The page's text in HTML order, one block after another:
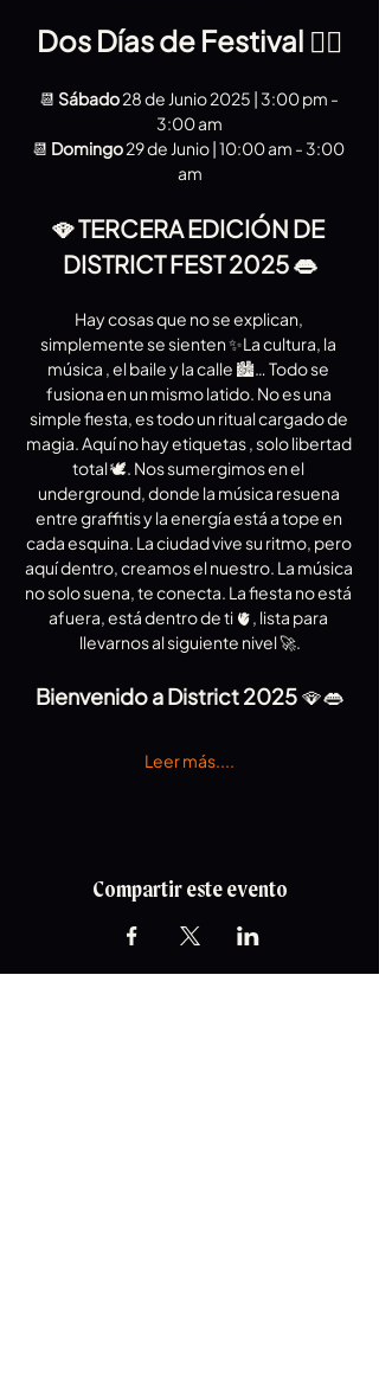
Dos Días de Festival 👇🏻
📆 Sábado 28 de Junio 2025 | 3:00 pm -
3:00 am
📆 Domingo 29 de Junio | 10:00 am - 3:00
am
🪭 TERCERA EDICIÓN DE
DISTRICT FEST 2025 👄
Hay cosas que no se explican,
simplemente se sienten ✨La cultura, la
música , el baile y la calle 🏙️… Todo se
fusiona en un mismo latido. No es una
simple fiesta, es todo un ritual cargado de
magia. Aquí no hay etiquetas , solo libertad
total 🕊️. Nos sumergimos en el
underground, donde la música resuena
entre graffitis y la energía está a tope en
cada esquina. La ciudad vive su ritmo, pero
aquí dentro, creamos el nuestro. La música
no solo suena, te conecta. La fiesta no está
afuera, está dentro de ti 🫀, lista para
llevarnos al siguiente nivel 🚀.
Bienvenido a District 2025 🪭👄
Leer más....
Compartir este evento